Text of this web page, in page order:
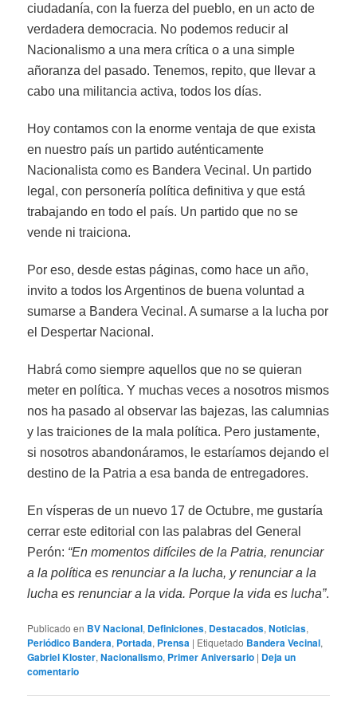
ciudadanía, con la fuerza del pueblo, en un acto de
verdadera democracia. No podemos reducir al
Nacionalismo a una mera crítica o a una simple
añoranza del pasado. Tenemos, repito, que llevar a
cabo una militancia activa, todos los días.
Hoy contamos con la enorme ventaja de que exista
en nuestro país un partido auténticamente
Nacionalista como es Bandera Vecinal. Un partido
legal, con personería política definitiva y que está
trabajando en todo el país. Un partido que no se
vende ni traiciona.
Por eso, desde estas páginas, como hace un año,
invito a todos los Argentinos de buena voluntad a
sumarse a Bandera Vecinal. A sumarse a la lucha por
el Despertar Nacional.
Habrá como siempre aquellos que no se quieran
meter en política. Y muchas veces a nosotros mismos
nos ha pasado al observar las bajezas, las calumnias
y las traiciones de la mala política. Pero justamente,
si nosotros abandonáramos, le estaríamos dejando el
destino de la Patria a esa banda de entregadores.
En vísperas de un nuevo 17 de Octubre, me gustaría
cerrar este editorial con las palabras del General
Perón: “En momentos difíciles de la Patria, renunciar
a la política es renunciar a la lucha, y renunciar a la
lucha es renunciar a la vida. Porque la vida es lucha”.
Publicado en BV Nacional, Definiciones, Destacados,Noticias,
Periódico Bandera, Portada, Prensa | Etiquetado Bandera Vecinal,
Gabriel Kloster,Nacionalismo, Primer Aniversario | Deja un
comentario